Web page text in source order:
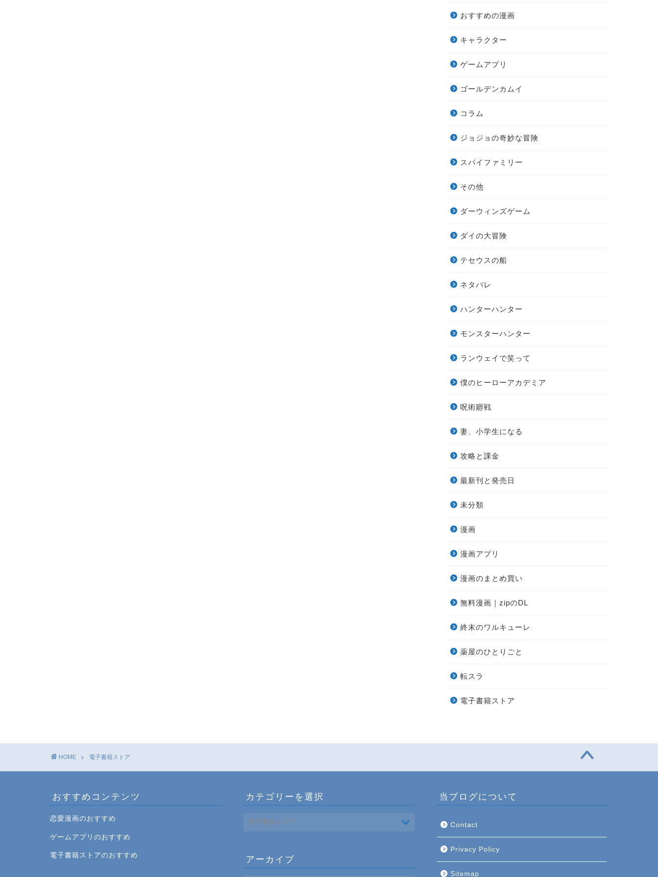
おすすめの漫画
キャラクター
ゲームアプリ
ゴールデンカムイ
コラム
ジョジョの奇妙な冒険
スパイファミリー
その他
ダーウィンズゲーム
ダイの大冒険
テセウスの船
ネタバレ
ハンターハンター
モンスターハンター
ランウェイで笑って
僕のヒーローアカデミア
呪術廻戦
妻、小学生になる
攻略と課金
最新刊と発売日
未分類
漫画
漫画アプリ
漫画のまとめ買い
無料漫画｜zipのDL
終末のワルキューレ
薬屋のひとりごと
転スラ
電子書籍ストア
HOME 電子書籍ストア
おすすめコンテンツ
恋愛漫画のおすすめ
ゲームアプリのおすすめ
電子書籍ストアのおすすめ
カテゴリーを選択
アーカイブ
当ブログについて
Contact
Privacy Policy
Sitemap